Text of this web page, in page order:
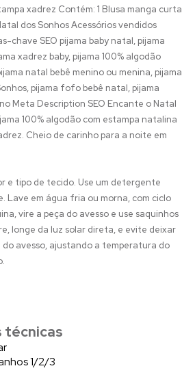
xadrez Contém: 1 Blusa manga curta
dos Sonhos Acessórios vendidos
chave SEO pijama baby natal, pijama
xadrez baby, pijama 100% algodão
natal bebê menino ou menina, pijama
pijama fofo bebê natal, pijama
Meta Description SEO Encante o Natal
100% algodão com estampa natalina
Cheio de carinho para a noite em
e tipo de tecido. Use um detergente
Lave em água fria ou morna, com ciclo
vire a peça do avesso e use saquinhos
longe da luz solar direta, e evite deixar
do avesso, ajustando a temperatura do
técnicas
1/2/3